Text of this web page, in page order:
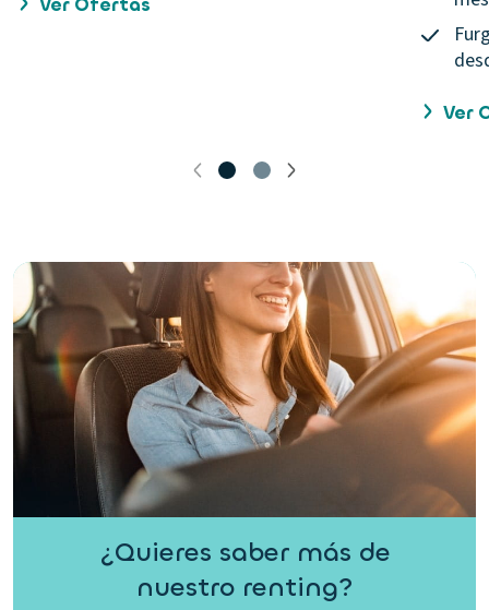
Ver
¿Quieres saber más de
nuestro renting?